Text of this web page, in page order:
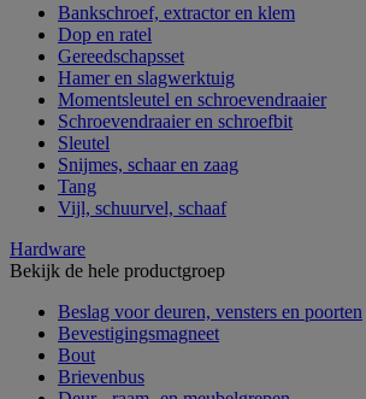
Bankschroef, extractor en klem
Dop en ratel
Gereedschapsset
Hamer en slagwerktuig
Momentsleutel en schroevendraaier
Schroevendraaier en schroefbit
Sleutel
Snijmes, schaar en zaag
Tang
Vijl, schuurvel, schaaf
Hardware
Bekijk de hele productgroep
Beslag voor deuren, vensters en poorten
Bevestigingsmagneet
Bout
Brievenbus